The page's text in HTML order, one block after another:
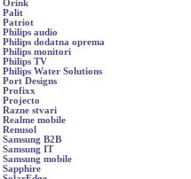
Orink
Palit
Patriot
Philips audio
Philips dodatna oprema
Philips monitori
Philips TV
Philips Water Solutions
Port Designs
Profixx
Projecto
Razne stvari
Realme mobile
Renusol
Samsung B2B
Samsung IT
Samsung mobile
Sapphire